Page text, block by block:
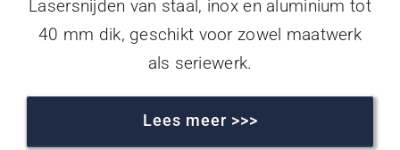
Lasersnijden van staal, inox en aluminium tot
40 mm dik, geschikt voor zowel maatwerk
als seriewerk.
Lees meer >>>